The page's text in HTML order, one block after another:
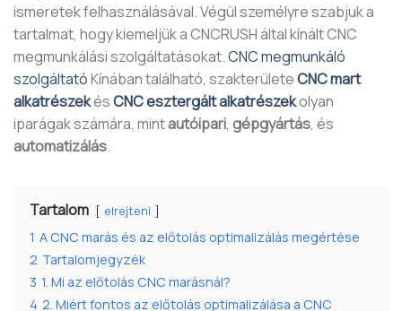
ismeretek felhasználásával. Végül személyre szabjuk a
tartalmat, hogy kiemeljük a CNCRUSH által kínált CNC
megmunkálási szolgáltatásokat.CNC megmunkáló
szolgáltatóKínában található, szakterületeCNC mart
alkatrészekésCNC esztergált alkatrészekolyan
iparágak számára, mintautóipari, gépgyártás, és
automatizálás.
Tartalom elrejteni
1 A CNC marás és az előtolás optimalizálás megértése
2 Tartalomjegyzék
3 1. Mi az előtolás CNC marásnál?
4 2. Miért fontos az előtolás optimalizálása a CNC